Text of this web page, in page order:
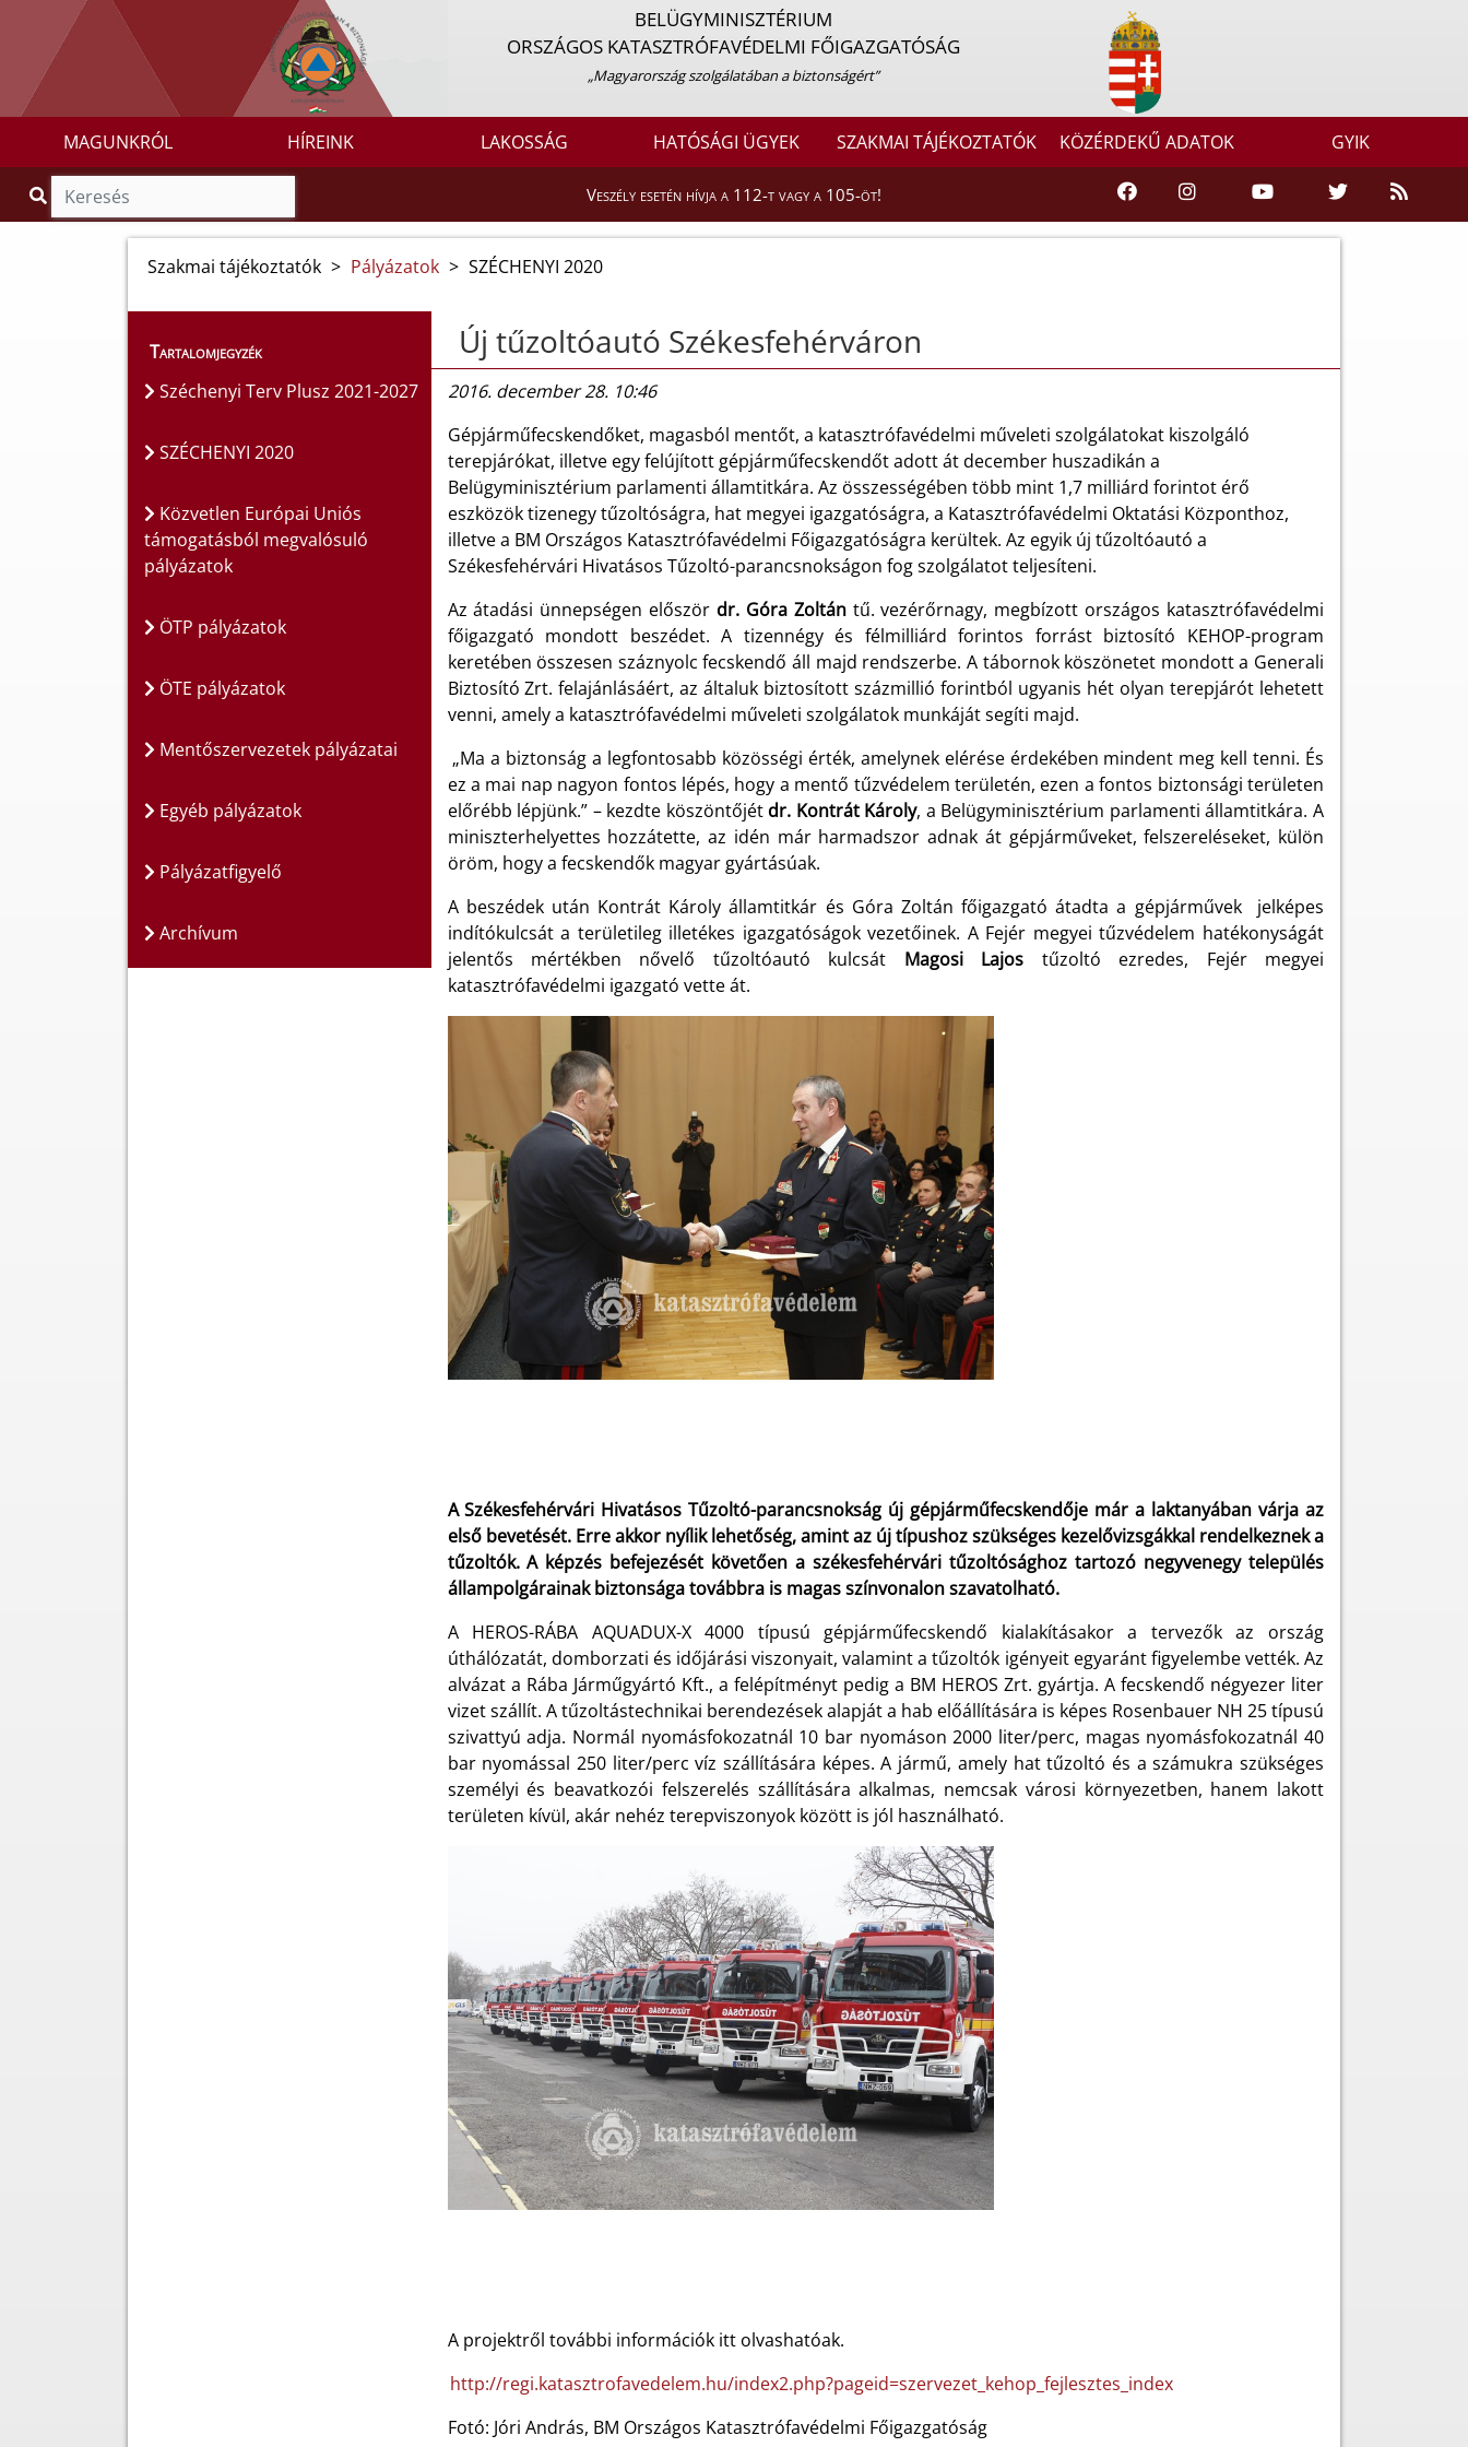
BELÜGYMINISZTÉRIUM
ORSZÁGOS KATASZTRÓFAVÉDELMI FŐIGAZGATÓSÁG
„Magyarország szolgálatában a biztonságért”
MAGUNKRÓL HÍREINK LAKOSSÁG HATÓSÁGI ÜGYEK SZAKMAI TÁJÉKOZTATÓK KÖZÉRDEKŰ ADATOK GYIK
Veszély esetén hívja a 112-t vagy a 105-öt!
Szakmai tájékoztatók > Pályázatok > SZÉCHENYI 2020
Tartalomjegyzék
Széchenyi Terv Plusz 2021-2027
SZÉCHENYI 2020
Közvetlen Európai Uniós
támogatásból megvalósuló
pályázatok
ÖTP pályázatok
ÖTE pályázatok
Mentőszervezetek pályázatai
Egyéb pályázatok
Pályázatfigyelő
Archívum
Új tűzoltóautó Székesfehérváron
2016. december 28. 10:46
Gépjárműfecskendőket, magasból mentőt, a katasztrófavédelmi műveleti szolgálatokat kiszolgáló
terepjárókat, illetve egy felújított gépjárműfecskendőt adott át december huszadikán a
Belügyminisztérium parlamenti államtitkára. Az összességében több mint 1,7 milliárd forintot érő
eszközök tizenegy tűzoltóságra, hat megyei igazgatóságra, a Katasztrófavédelmi Oktatási Központhoz,
illetve a BM Országos Katasztrófavédelmi Főigazgatóságra kerültek. Az egyik új tűzoltóautó a
Székesfehérvári Hivatásos Tűzoltó-parancsnokságon fog szolgálatot teljesíteni.
Az átadási ünnepségen először dr. Góra Zoltántű. vezérőrnagy, megbízott országos katasztrófavédelmi
főigazgató mondott beszédet. A tizennégy és félmilliárd forintos forrást biztosító KEHOP-program
keretében összesen száznyolc fecskendő áll majd rendszerbe. A tábornok köszönetet mondott a Generali
Biztosító Zrt. felajánlásáért, az általuk biztosított százmillió forintból ugyanis hét olyan terepjárót lehetett
venni, amely a katasztrófavédelmi műveleti szolgálatok munkáját segíti majd.
„Ma a biztonság a legfontosabb közösségi érték, amelynek elérése érdekében mindent meg kell tenni. És
ez a mai nap nagyon fontos lépés, hogy a mentő tűzvédelem területén, ezen a fontos biztonsági területen
előrébb lépjünk.” – kezdte köszöntőjét dr. Kontrát Károly, a Belügyminisztérium parlamenti államtitkára. A
miniszterhelyettes hozzátette, az idén már harmadszor adnak át gépjárműveket, felszereléseket, külön
öröm, hogy a fecskendők magyar gyártásúak.
A beszédek után Kontrát Károly államtitkár és Góra Zoltán főigazgató átadta a gépjárművek jelképes
indítókulcsát a területileg illetékes igazgatóságok vezetőinek. A Fejér megyei tűzvédelem hatékonyságát
jelentős mértékben nővelő tűzoltóautó kulcsát Magosi Lajos tűzoltó ezredes, Fejér megyei
katasztrófavédelmi igazgató vette át.
A Székesfehérvári Hivatásos Tűzoltó-parancsnokság új gépjárműfecskendője már a laktanyában várja az
első bevetését. Erre akkor nyílik lehetőség, amint az új típushoz szükséges kezelővizsgákkal rendelkeznek a
tűzoltók. A képzés befejezését követően a székesfehérvári tűzoltósághoz tartozó negyvenegy település
állampolgárainak biztonsága továbbra is magas színvonalon szavatolható.
A HEROS-RÁBA AQUADUX-X 4000 típusú gépjárműfecskendő kialakításakor a tervezők az ország
úthálózatát, domborzati és időjárási viszonyait, valamint a tűzoltók igényeit egyaránt figyelembe vették. Az
alvázat a Rába Járműgyártó Kft., a felépítményt pedig a BM HEROS Zrt. gyártja. A fecskendő négyezer liter
vizet szállít. A tűzoltástechnikai berendezések alapját a hab előállítására is képes Rosenbauer NH 25 típusú
szivattyú adja. Normál nyomásfokozatnál 10 bar nyomáson 2000 liter/perc, magas nyomásfokozatnál 40
bar nyomással 250 liter/perc víz szállítására képes. A jármű, amely hat tűzoltó és a számukra szükséges
személyi és beavatkozói felszerelés szállítására alkalmas, nemcsak városi környezetben, hanem lakott
területen kívül, akár nehéz terepviszonyok között is jól használható.
A projektről további információk itt olvashatóak.
http://regi.katasztrofavedelem.hu/index2.php?pageid=szervezet_kehop_fejlesztes_index
Fotó: Jóri András, BM Országos Katasztrófavédelmi Főigazgatóság